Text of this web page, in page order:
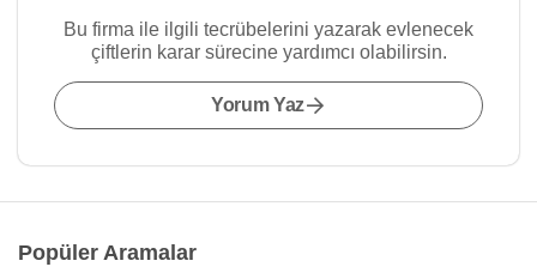
Bu firma ile ilgili tecrübelerini yazarak evlenecek
çiftlerin karar sürecine yardımcı olabilirsin.
Yorum Yaz
Popüler Aramalar